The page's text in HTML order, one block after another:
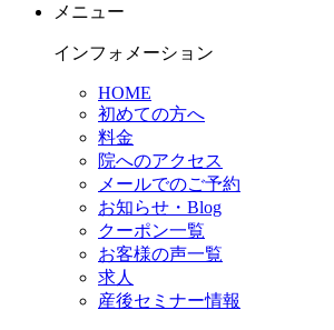
メニュー
インフォメーション
HOME
初めての方へ
料金
院へのアクセス
メールでのご予約
お知らせ・Blog
クーポン一覧
お客様の声一覧
求人
産後セミナー情報